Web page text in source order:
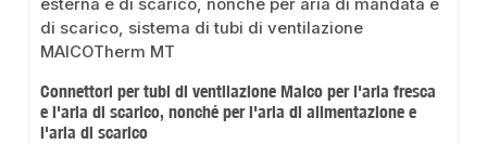
Connettori per tubi di ventilazione Maico per l'aria fresca
e l'aria di scarico, nonché per l'aria di alimentazione e
l'aria di scarico